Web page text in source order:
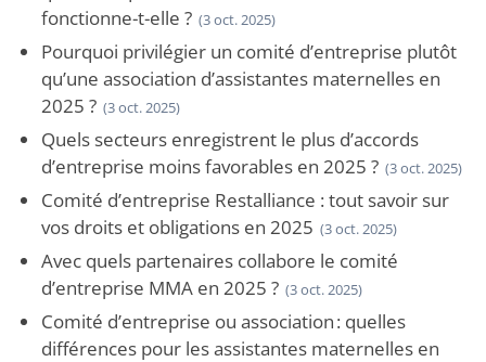
fonctionne-t-elle ? (3 oct. 2025)
Pourquoi privilégier un comité d’entreprise plutôt
qu’une association d’assistantes maternelles en
2025 ? (3 oct. 2025)
Quels secteurs enregistrent le plus d’accords
d’entreprise moins favorables en 2025 ? (3 oct. 2025)
Comité d’entreprise Restalliance : tout savoir sur
vos droits et obligations en 2025 (3 oct. 2025)
Avec quels partenaires collabore le comité
d’entreprise MMA en 2025 ? (3 oct. 2025)
Comité d’entreprise ou association : quelles
différences pour les assistantes maternelles en